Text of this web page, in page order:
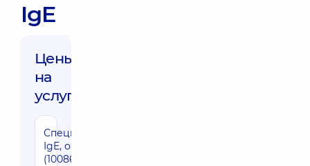
IgE
Цены
на
услуги:
Специфические
IgE, овсянка (f7)
(1008674)